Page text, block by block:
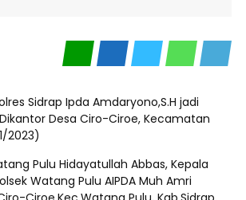
Sidrap Ipda Amdaryono,S.H jadi
Desa Ciro-Ciroe, Kecamatan
2023)
Pulu Hidayatullah Abbas, Kepala
Watang Pulu AIPDA Muh Amri